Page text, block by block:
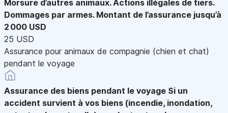
Morsure d’autres animaux. Actions illégales de tiers.
Dommages par armes. Montant de l’assurance jusqu’à
2 000 USD
25 USD
Assurance pour animaux de compagnie (chien et chat)
pendant le voyage
Assurance des biens pendant le voyage Si un
accident survient à vos biens (incendie, inondation,